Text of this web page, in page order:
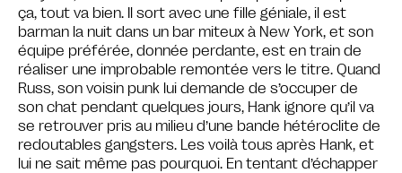
ça, tout va bien. Il sort avec une fille géniale, il est
barman la nuit dans un bar miteux à New York, et son
équipe préférée, donnée perdante, est en train de
réaliser une improbable remontée vers le titre. Quand
Russ, son voisin punk lui demande de s’occuper de
son chat pendant quelques jours, Hank ignore qu’il va
se retrouver pris au milieu d’une bande hétéroclite de
redoutables gangsters. Les voilà tous après Hank, et
lui ne sait même pas pourquoi. En tentant d’échapper